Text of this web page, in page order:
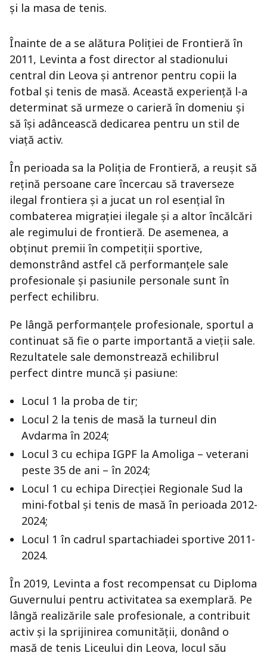
și la masa de tenis.
Înainte de a se alătura Poliției de Frontieră în
2011, Levinta a fost director al stadionului
central din Leova și antrenor pentru copii la
fotbal și tenis de masă. Această experiență l-a
determinat să urmeze o carieră în domeniu și
să își adâncească dedicarea pentru un stil de
viață activ.
În perioada sa la Poliția de Frontieră, a reușit să
rețină persoane care încercau să traverseze
ilegal frontiera și a jucat un rol esențial în
combaterea migrației ilegale și a altor încălcări
ale regimului de frontieră. De asemenea, a
obținut premii în competiții sportive,
demonstrând astfel că performanțele sale
profesionale și pasiunile personale sunt în
perfect echilibru.
Pe lângă performanțele profesionale, sportul a
continuat să fie o parte importantă a vieții sale.
Rezultatele sale demonstrează echilibrul
perfect dintre muncă și pasiune:
Locul 1 la proba de tir;
Locul 2 la tenis de masă la turneul din
Avdarma în 2024;
Locul 3 cu echipa IGPF la Amoliga – veterani
peste 35 de ani – în 2024;
Locul 1 cu echipa Direcției Regionale Sud la
mini-fotbal și tenis de masă în perioada 2012-
2024;
Locul 1 în cadrul spartachiadei sportive 2011-
2024.
În 2019, Levinta a fost recompensat cu Diploma
Guvernului pentru activitatea sa exemplară. Pe
lângă realizările sale profesionale, a contribuit
activ și la sprijinirea comunității, donând o
masă de tenis Liceului din Leova, locul său